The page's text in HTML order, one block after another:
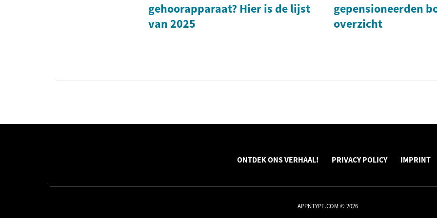
gehoorapparaat? Hier is de lijst
van 2025
gepensioneerden
overzicht
ONTDEK ONS VERHAAL! PRIVACY POLICY IMPRINT
APPNTYPE.COM © 2026